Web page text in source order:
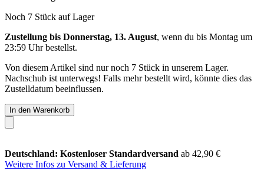
Noch 7 Stück auf Lager
Zustellung bis Donnerstag, 13. August, wenn du bis Montag um
23:59 Uhrbestellst.
Von diesem Artikel sind nur noch 7 Stück in unserem Lager.
Nachschub ist unterwegs! Falls mehr bestellt wird, könnte dies das
Zustelldatum beeinflussen.
In den Warenkorb
Deutschland: Kostenloser Standardversand ab 42,90 €
Weitere Infos zu Versand & Lieferung